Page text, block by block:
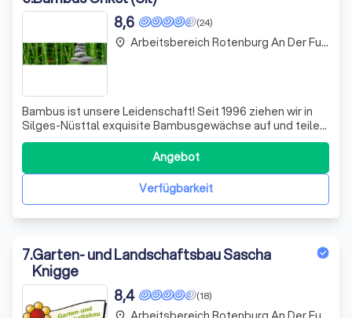
(24)
8,6
Bambus ist unsere Leidenschaft! Seit 1996 ziehen wir in
Silges-Nüsttal exquisite Bambusgewächse auf und teilen
unser Wissen über diese faszinierenden Pflanzen mit
Ihnen. Wir möchten Pflanzenliebhabern und zukünftigen
Bambusfreunden die Welt der Bambusse näherbringen
und Ihnen die besonderen Ansprüch
Verfügbarkeit
Angebot
place Arbeitsbereich Rotenburg An Der Fulda
7.Garten- und Landschaftsbau Sascha
Knigge
(18)
8,4
place